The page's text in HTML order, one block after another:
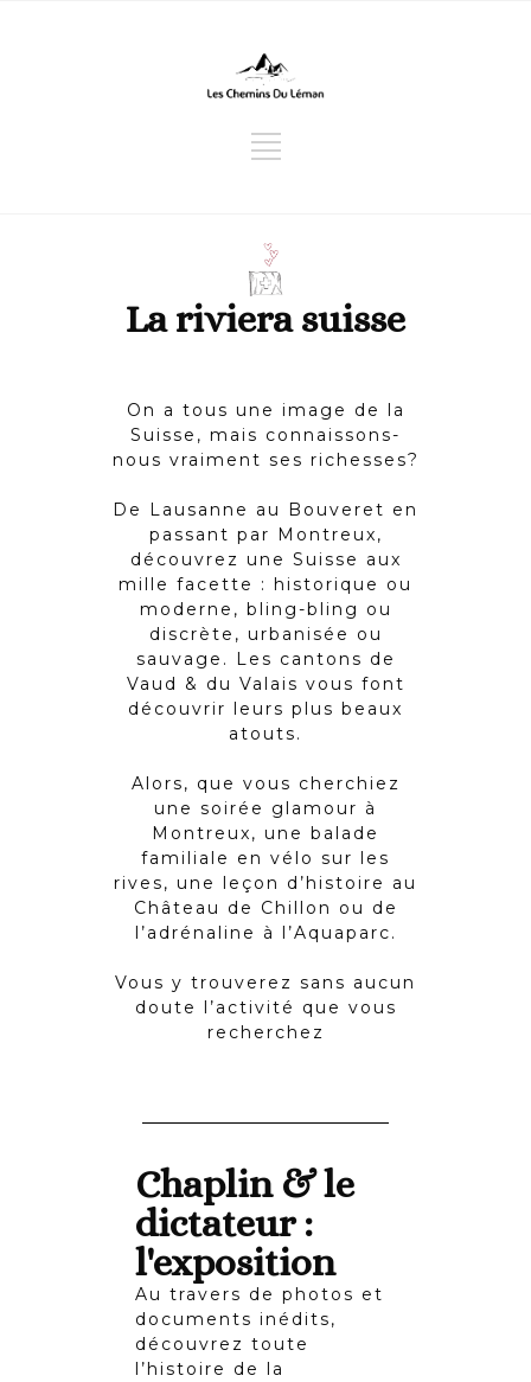
La riviera suisse
On a tous une image de la
Suisse, mais connaissons-
nous vraiment ses richesses?
De Lausanne au Bouveret en
passant par Montreux,
découvrez une Suisse aux
mille facette : historique ou
moderne, bling-bling ou
discrète, urbanisée ou
sauvage. Les cantons de
Vaud & du Valais vous font
découvrir leurs plus beaux
atouts.
Alors, que vous cherchiez
une soirée glamour à
Montreux, une balade
familiale en vélo sur les
rives, une leçon d’histoire au
Château de Chillon ou de
l’adrénaline à l’Aquaparc.
Vous y trouverez sans aucun
doute l’activité que vous
recherchez
Chaplin & le
dictateur :
l'exposition
Au travers de photos et
documents inédits,
découvrez toute
l’histoire de la